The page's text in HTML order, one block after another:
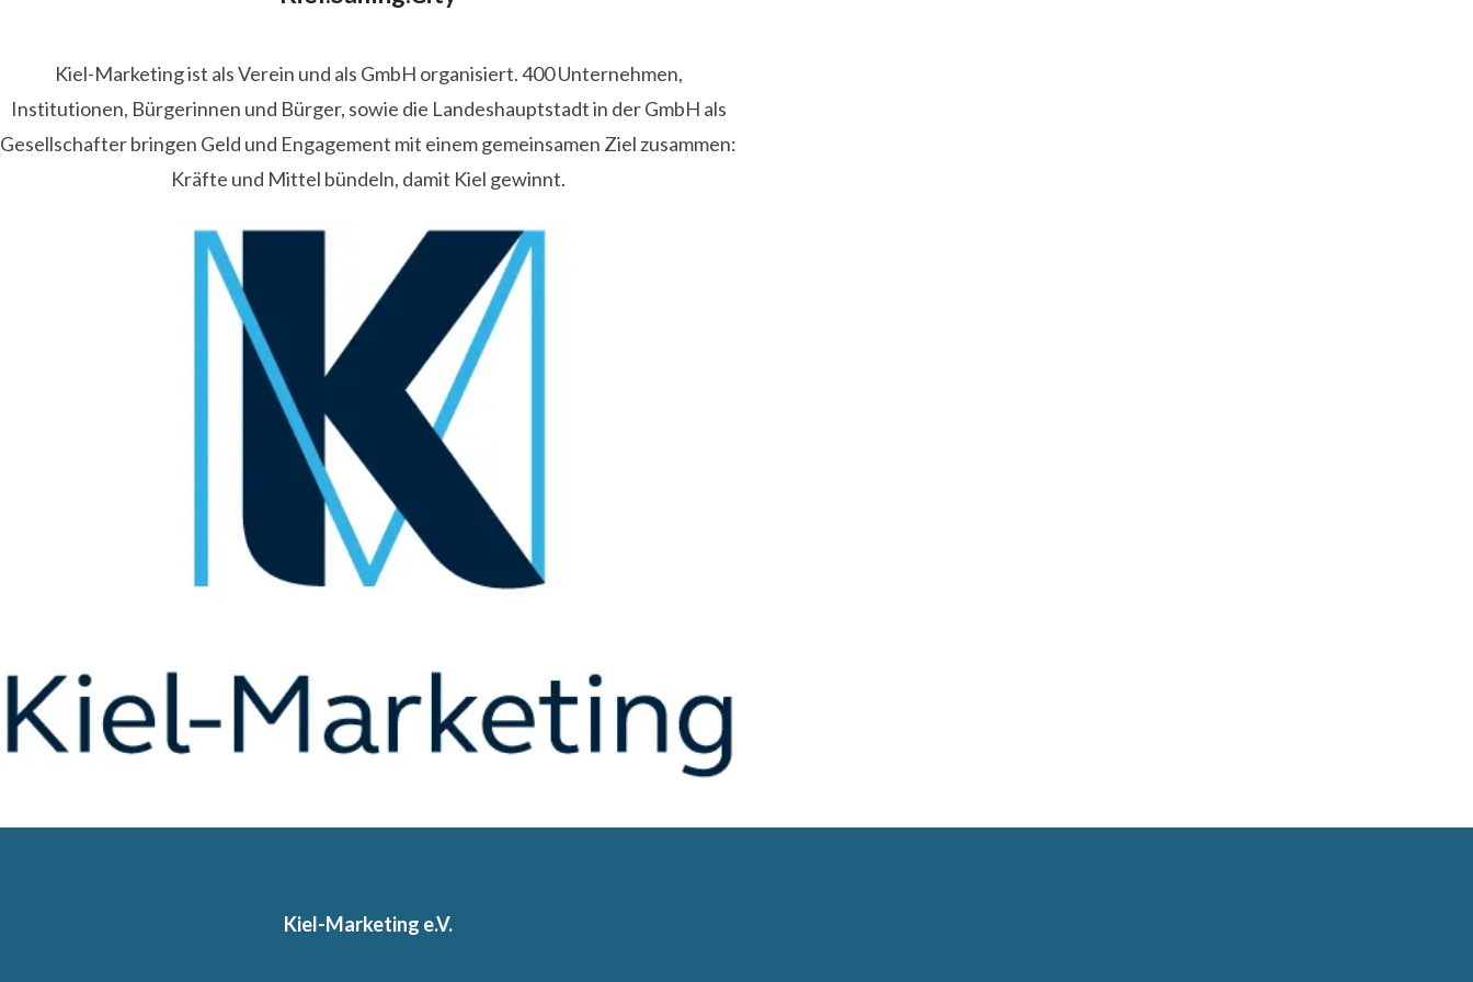
Kiel-Marketing ist als Verein und als GmbH organisiert. 400 Unternehmen,
Institutionen, Bürgerinnen und Bürger, sowie die Landeshauptstadt in der GmbH als
Gesellschafter bringen Geld und Engagement mit einem gemeinsamen Ziel zusammen:
Kräfte und Mittel bündeln, damit Kiel gewinnt.
Kiel-Marketing e.V.